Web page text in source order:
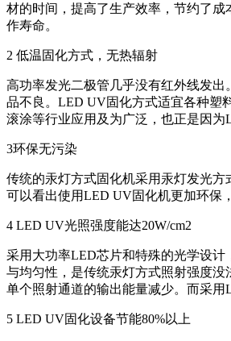
材的时间，提高了生产效率，节约了
作寿命。
2 低温固化方式，无热辐射
高功率发光二极管几乎没有红外线发
品不良。LED UV固化方式适宜各种塑
滚涂等行业应用及为广泛，也正是因
3环保无污染
传统的汞灯方式固化机采用汞灯发光
可以看出使用LED UV固化机更加环保
4 LED UV光照强度能达20W/cm2
采用大功率LED芯片和特殊的光学设
与均匀性，是传统汞灯方式照射强度
单个照射通道的输出能量减少。而采
5 LED UV固化设备节能80%以上